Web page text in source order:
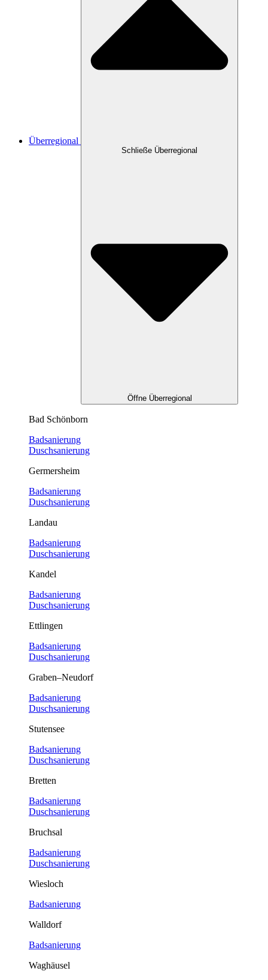
Überregional
Schließe Überregional
Öffne Überregional
Bad Schönborn
Badsanierung
Duschsanierung
Germersheim
Badsanierung
Duschsanierung
Landau
Badsanierung
Duschsanierung
Kandel
Badsanierung
Duschsanierung
Ettlingen
Badsanierung
Duschsanierung
Graben–Neudorf
Badsanierung
Duschsanierung
Stutensee
Badsanierung
Duschsanierung
Bretten
Badsanierung
Duschsanierung
Bruchsal
Badsanierung
Duschsanierung
Wiesloch
Badsanierung
Walldorf
Badsanierung
Waghäusel